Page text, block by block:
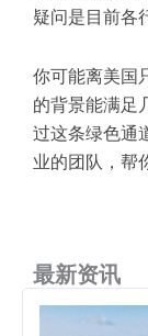
疑问是目前各
你可能离美国
的背景能满足
过这条绿色通
业的团队，帮
最新资讯